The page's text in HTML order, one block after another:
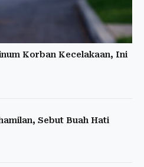
Korban Kecelakaan, Ini
Sebut Buah Hati